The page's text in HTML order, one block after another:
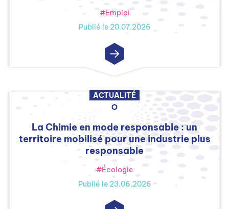
#Emploi
Publié le 20.07.2026
ACTUALITÉ
La Chimie en mode responsable : un
territoire mobilisé pour une industrie plus
responsable
#Écologie
Publié le 23.06.2026